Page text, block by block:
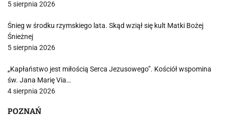
5 sierpnia 2026
Śnieg w środku rzymskiego lata. Skąd wziął się kult Matki Bożej
Śnieżnej
5 sierpnia 2026
„Kapłaństwo jest miłością Serca Jezusowego”. Kościół wspomina
św. Jana Marię Via…
4 sierpnia 2026
POZNAŃ